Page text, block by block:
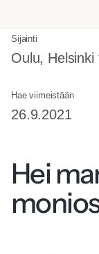
Sijainti
Oulu, Helsinki
Hae viimeistään
26.9.2021
Hei